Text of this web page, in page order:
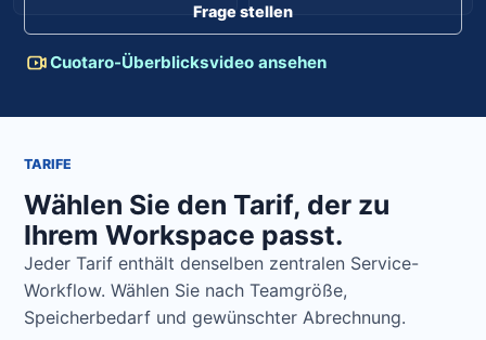
Frage stellen
Cuotaro-Überblicksvideo ansehen
TARIFE
Wählen Sie den Tarif, der zu
Ihrem Workspace passt.
Jeder Tarif enthält denselben zentralen Service-
Workflow. Wählen Sie nach Teamgröße,
Speicherbedarf und gewünschter Abrechnung.